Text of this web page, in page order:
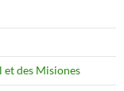
et des Misiones